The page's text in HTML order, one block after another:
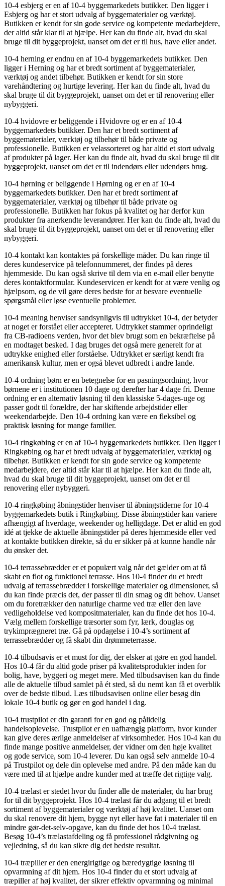
10-4 esbjerg er en af 10-4 byggemarkedets butikker. Den ligger i
Esbjerg og har et stort udvalg af byggematerialer og værktøj.
Butikken er kendt for sin gode service og kompetente medarbejdere,
der altid står klar til at hjælpe. Her kan du finde alt, hvad du skal
bruge til dit byggeprojekt, uanset om det er til hus, have eller andet.
10-4 herning er endnu en af 10-4 byggemarkedets butikker. Den
ligger i Herning og har et bredt sortiment af byggematerialer,
værktøj og andet tilbehør. Butikken er kendt for sin store
varehåndtering og hurtige levering. Her kan du finde alt, hvad du
skal bruge til dit byggeprojekt, uanset om det er til renovering eller
nybyggeri.
10-4 hvidovre er beliggende i Hvidovre og er en af 10-4
byggemarkedets butikker. Den har et bredt sortiment af
byggematerialer, værktøj og tilbehør til både private og
professionelle. Butikken er velassorteret og har altid et stort udvalg
af produkter på lager. Her kan du finde alt, hvad du skal bruge til dit
byggeprojekt, uanset om det er til indendørs eller udendørs brug.
10-4 hørning er beliggende i Hørning og er en af 10-4
byggemarkedets butikker. Den har et bredt sortiment af
byggematerialer, værktøj og tilbehør til både private og
professionelle. Butikken har fokus på kvalitet og har derfor kun
produkter fra anerkendte leverandører. Her kan du finde alt, hvad du
skal bruge til dit byggeprojekt, uanset om det er til renovering eller
nybyggeri.
10-4 kontakt kan kontaktes på forskellige måder. Du kan ringe til
deres kundeservice på telefonnummeret, der findes på deres
hjemmeside. Du kan også skrive til dem via en e-mail eller benytte
deres kontaktformular. Kundeservicen er kendt for at være venlig og
hjælpsom, og de vil gøre deres bedste for at besvare eventuelle
spørgsmål eller løse eventuelle problemer.
10-4 meaning henviser sandsynligvis til udtrykket 10-4, der betyder
at noget er forstået eller accepteret. Udtrykket stammer oprindeligt
fra CB-radioens verden, hvor det blev brugt som en bekræftelse på
en modtaget besked. I dag bruges det også mere generelt for at
udtrykke enighed eller forståelse. Udtrykket er særligt kendt fra
amerikansk kultur, men er også blevet udbredt i andre lande.
10-4 ordning børn er en betegnelse for en pasningsordning, hvor
børnene er i institutionen 10 dage og derefter har 4 dage fri. Denne
ordning er en alternativ løsning til den klassiske 5-dages-uge og
passer godt til forældre, der har skiftende arbejdstider eller
weekendarbejde. Den 10-4 ordning kan være en fleksibel og
praktisk løsning for mange familier.
10-4 ringkøbing er en af 10-4 byggemarkedets butikker. Den ligger i
Ringkøbing og har et bredt udvalg af byggematerialer, værktøj og
tilbehør. Butikken er kendt for sin gode service og kompetente
medarbejdere, der altid står klar til at hjælpe. Her kan du finde alt,
hvad du skal bruge til dit byggeprojekt, uanset om det er til
renovering eller nybyggeri.
10-4 ringkøbing åbningstider henviser til åbningstiderne for 10-4
byggemarkedets butik i Ringkøbing. Disse åbningstider kan variere
afhængigt af hverdage, weekender og helligdage. Det er altid en god
idé at tjekke de aktuelle åbningstider på deres hjemmeside eller ved
at kontakte butikken direkte, så du er sikker på at kunne handle når
du ønsker det.
10-4 terrassebrædder er et populært valg når det gælder om at få
skabt en flot og funktionel terrasse. Hos 10-4 finder du et bredt
udvalg af terrassebrædder i forskellige materialer og dimensioner, så
du kan finde præcis det, der passer til din smag og dit behov. Uanset
om du foretrækker den naturlige charme ved træ eller den lave
vedligeholdelse ved kompositmaterialer, kan du finde det hos 10-4.
Vælg mellem forskellige træsorter som fyr, lærk, douglas og
trykimprægneret træ. Gå på opdagelse i 10-4’s sortiment af
terrassebrædder og få skabt din drømmeterrasse.
10-4 tilbudsavis er et must for dig, der elsker at gøre en god handel.
Hos 10-4 får du altid gode priser på kvalitetsprodukter inden for
bolig, have, byggeri og meget mere. Med tilbudsavisen kan du finde
alle de aktuelle tilbud samlet på ét sted, så du nemt kan få et overblik
over de bedste tilbud. Læs tilbudsavisen online eller besøg din
lokale 10-4 butik og gør en god handel i dag.
10-4 trustpilot er din garanti for en god og pålidelig
handelsoplevelse. Trustpilot er en uafhængig platform, hvor kunder
kan give deres ærlige anmeldelser af virksomheder. Hos 10-4 kan du
finde mange positive anmeldelser, der vidner om den høje kvalitet
og gode service, som 10-4 leverer. Du kan også selv anmelde 10-4
på Trustpilot og dele din oplevelse med andre. På den måde kan du
være med til at hjælpe andre kunder med at træffe det rigtige valg.
10-4 trælast er stedet hvor du finder alle de materialer, du har brug
for til dit byggeprojekt. Hos 10-4 trælast får du adgang til et bredt
sortiment af byggematerialer og værktøj af høj kvalitet. Uanset om
du skal renovere dit hjem, bygge nyt eller have fat i materialer til en
mindre gør-det-selv-opgave, kan du finde det hos 10-4 trælast.
Besøg 10-4’s trælastafdeling og få professionel rådgivning og
vejledning, så du kan sikre dig det bedste resultat.
10-4 træpiller er den energirigtige og bæredygtige løsning til
opvarmning af dit hjem. Hos 10-4 finder du et stort udvalg af
træpiller af høj kvalitet, der sikrer effektiv opvarmning og minimal